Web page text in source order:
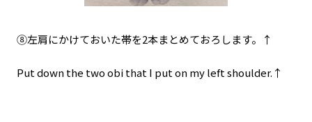
⑧左肩にかけておいた帯を2本まとめておろします。↑
Put down the two obi that I put on my left shoulder.↑